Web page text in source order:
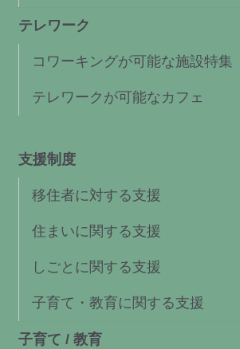
テレワーク
コワーキングが可能な施設特集
テレワークが可能なカフェ
支援制度
移住者に対する支援
住まいに関する支援
しごとに関する支援
子育て・教育に関する支援
子育て / 教育